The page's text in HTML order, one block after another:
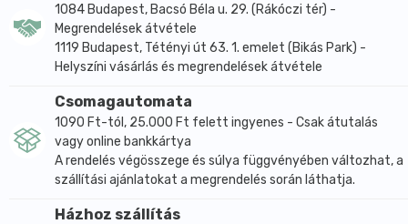
zsiradékkal kikent sütőformában a tésztát és hagyja
kelni kb. 10-15 percig. 200 fokos sütőben süsse kb. 50
percet, majd a formából kiszedve még kb. 20-25
percet. (Olaj helyett 40 g megolvasztott
sütőmargarinnal készítve még tartósabb.)
Száraz, hűvös helyen tárolandó.
1084 Budapest, Bacsó Béla u. 29. (Rákóczi tér) -
Megrendelések átvétele
1119 Budapest, Tétényi út 63. 1. emelet (Bikás Park) -
Helyszíni vásárlás és megrendelések átvétele
Csomagautomata
1090 Ft-tól, 25.000 Ft felett ingyenes - Csak átutalás
vagy online bankkártya
A rendelés végösszege és súlya függvényében változhat, a
szállítási ajánlatokat a megrendelés során láthatja.
Házhoz szállítás